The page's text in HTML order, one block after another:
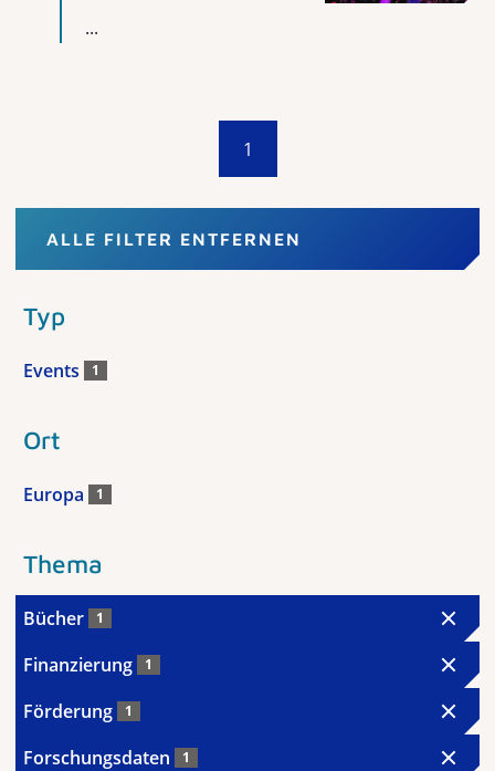
...
1
ALLE FILTER ENTFERNEN
Typ
Events 1
Ort
Europa 1
Thema
Bücher 1
Finanzierung 1
Förderung 1
Forschungsdaten 1